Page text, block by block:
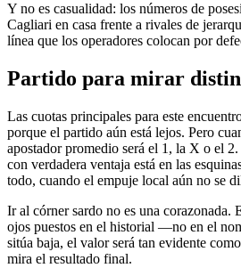
Y no es casualidad: los números de
Cagliari en casa frente a rivales de
línea que los operadores colocan por
Partido para mirar
Las cuotas principales para este
porque el partido aún está lejos. Pero
apostador promedio será el 1, la X o el
con verdadera ventaja está en las
todo, cuando el empuje local aún no se
Ir al córner sardo no es una corazonada.
ojos puestos en el historial —no en el
sitúa baja, el valor será tan evidente
mira el resultado final.